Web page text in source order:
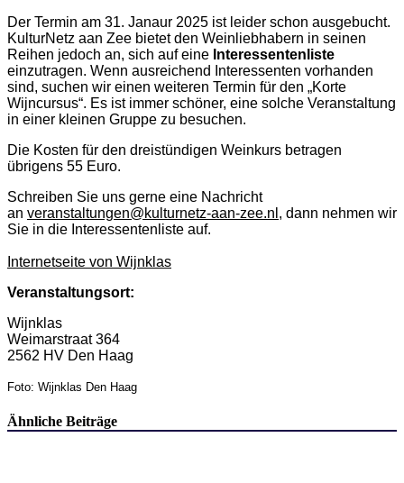
Der Termin am 31. Janaur 2025 ist leider schon ausgebucht.
KulturNetz aan Zee bietet den Weinliebhabern in seinen
Reihen jedoch an, sich auf eine Interessentenliste
einzutragen. Wenn ausreichend Interessenten vorhanden
sind, suchen wir einen weiteren Termin für den „Korte
Wijncursus“. Es ist immer schöner, eine solche Veranstaltung
in einer kleinen Gruppe zu besuchen.
Die Kosten für den dreistündigen Weinkurs betragen
übrigens 55 Euro.
Schreiben Sie uns gerne eine Nachricht
an veranstaltungen@kulturnetz-aan-zee.nl , dann nehmen wir
Sie in die Interessentenliste auf.
Internetseite von Wijnklas
Veranstaltungsort:
Wijnklas
Weimarstraat 364
2562 HV Den Haag
Foto: Wijnklas Den Haag
Ähnliche Beiträge